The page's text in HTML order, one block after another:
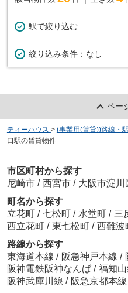
駅で絞り込む
絞り込み条件： なし
ペー
ティーハウス > (事業用(賃貸))路線・
口駅の賃貸物件
市区町村から探す
尼崎市 / 西宮市 / 大阪市淀川
町名から探す
立花町 / 七松町 / 水堂町 / 三
西立花町 / 東七松町 / 西難波
路線から探す
東海道本線 / 阪急神戸本線 /
阪神電鉄阪神なんば / 福知
阪神武庫川線 / 阪急京都本線